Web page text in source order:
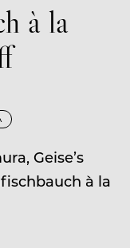
à la
Geise’s
à la